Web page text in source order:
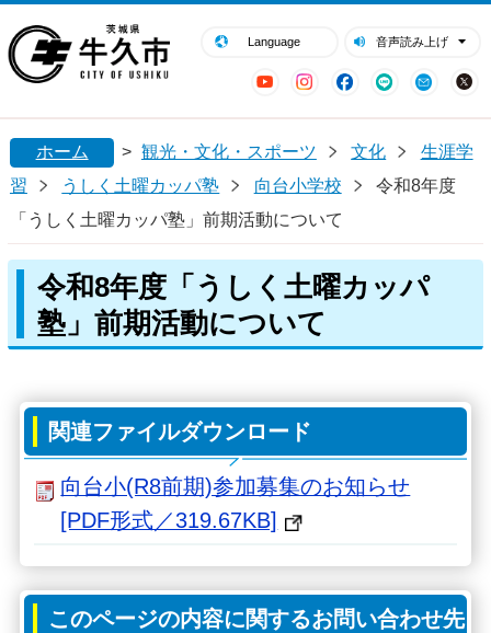
Language 音声読み上げ
YouTubeInstagram
Facebook
LINE Mail
閉じる
ホーム > 観光・文化・スポーツ 文化
生涯学
習
うしく土曜カッパ塾 向台小学校
令和8年度
「うしく土曜カッパ塾」前期活動について
令和8年度「うしく土曜カッパ
塾」前期活動について
関連ファイルダウンロード
向台小(R8前期)参加募集のお知らせ
[PDF形式／319.67KB]
このページの内容に関するお問い合わせ先